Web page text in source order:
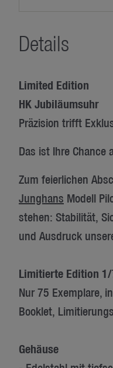
Details
Limited Edition
HK Jubiläumsuhr
Präzision trifft
Das ist Ihre Chance
Zum feierlichen
Junghans Modell
stehen: Stabilität,
und Ausdruck
Limitierte Edition
Nur 75 Exemplare,
Booklet,
Gehäuse